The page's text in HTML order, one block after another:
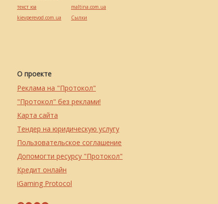
О проекте
Реклама на "Протокол"
"Протокол" без реклами!
Карта сайта
Тендер на юридическую услугу
Пользовательское соглашение
Допомогти ресурсу "Протокол"
Кредит онлайн
iGaming Protocol
текст юа
kievperevod.com.ua
maltina.com.ua
Cылки